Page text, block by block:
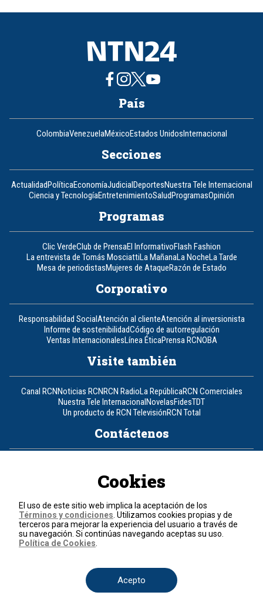
8
País
ColombiaVenezuelaMéxicoEstados UnidosInternacional
Secciones
ActualidadPolíticaEconomíaJudicialDeportesNuestra Tele Internacional
Ciencia y TecnologíaEntretenimientoSaludProgramasOpinión
Programas
Clic VerdeClub de PrensaEl InformativoFlash Fashion
La entrevista de Tomás MosciattiLa MañanaLa NocheLa Tarde
Mesa de periodistasMujeres de AtaqueRazón de Estado
Corporativo
Responsabilidad SocialAtención al clienteAtención al inversionista
Informe de sostenibilidadCódigo de autorregulación
Ventas InternacionalesLínea ÉticaPrensa RCNOBA
Visite también
Canal RCNNoticias RCNRCN RadioLa RepúblicaRCN Comerciales
Nuestra Tele InternacionalNovelasFidesTDT
Un producto de RCN TelevisiónRCN Total
Contáctenos
Política de cookies
Términos y condiciones
© 2026, RCN Medios.
Todos los derechos reservados.
Cookies
El uso de este sitio web implica la aceptación de los
Términos y condiciones . Utilizamos cookies propias y de
terceros para mejorar la experiencia del usuario a través de
su navegación. Si continúas navegando aceptas su uso.
Política de Cookies
Acepto